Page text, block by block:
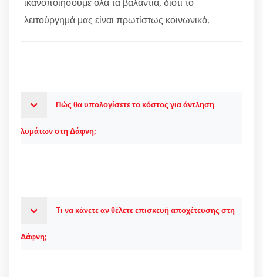
λειτούργημά μας είναι πρωτίστως κοινωνικό.
Πώς θα υπολογίσετε το κόστος για άντληση
λυμάτων στη Δάφνη;
Τι να κάνετε αν θέλετε επισκευή αποχέτευσης στη
Δάφνη;